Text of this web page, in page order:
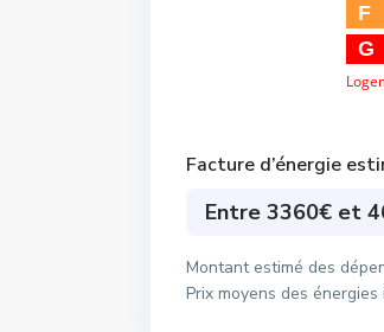
F
G
Facture d’énergie
Entre 3360€ et
Montant estimé des
Prix moyens des